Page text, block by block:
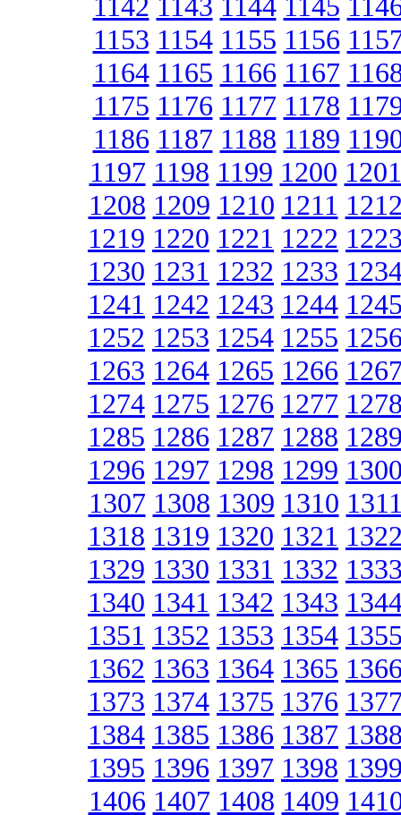
1142 1143 1144 1145
1153 1154 1155 1156
1164 1165 1166 1167
1175 1176 1177 1178
1186 1187 1188 1189
1197 1198 1199 1200 1201
1208 1209 1210 1211
1219 1220 1221 1222
1230 1231 1232 1233
1241 1242 1243 1244
1252 1253 1254 1255
1263 1264 1265 1266
1274 1275 1276 1277
1285 1286 1287 1288
1296 1297 1298 1299
1307 1308 1309 1310
1318 1319 1320 1321
1329 1330 1331 1332
1340 1341 1342 1343
1351 1352 1353 1354
1362 1363 1364 1365
1373 1374 1375 1376
1384 1385 1386 1387
1395 1396 1397 1398
1406 1407 1408 1409